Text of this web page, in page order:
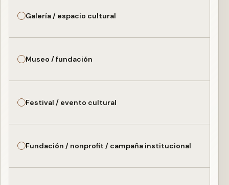
Galería / espacio cultural
Museo / fundación
Festival / evento cultural
Fundación / nonprofit / campaña institucional